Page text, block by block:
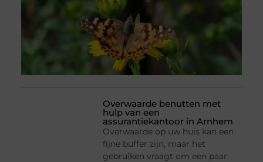
Overwaarde benutten met
hulp van een
assurantiekantoor in Arnhem
Overwaarde op uw huis kan een
fijne buffer zijn, maar het
gebruiken vraagt om een paar